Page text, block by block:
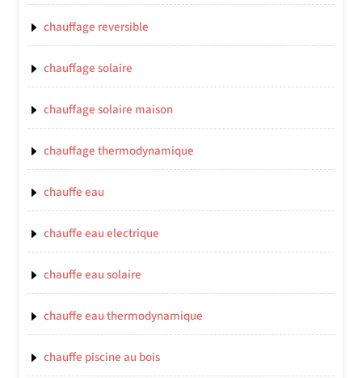
chauffage reversible
chauffage solaire
chauffage solaire maison
chauffage thermodynamique
chauffe eau
chauffe eau electrique
chauffe eau solaire
chauffe eau thermodynamique
chauffe piscine au bois